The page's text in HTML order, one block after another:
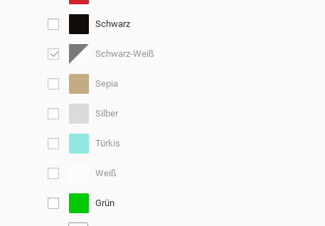
Schwarz
Schwarz-Weiß
Sepia
Silber
Türkis
Weiß
Grün